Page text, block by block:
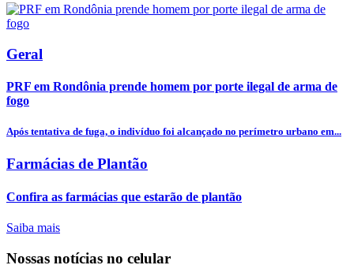
Geral
PRF em Rondônia prende homem por porte ilegal de arma de
fogo
Após tentativa de fuga, o indivíduo foi alcançado no perímetro urbano em...
Farmácias de Plantão
Confira as farmácias que estarão de plantão
Saiba mais
Nossas notícias no celular